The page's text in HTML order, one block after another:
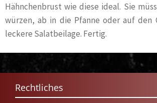
Hähnchenbrust wie diese ideal. Sie
würzen, ab in die Pfanne oder auf den
leckere Salatbeilage. Fertig.
Rechtliches